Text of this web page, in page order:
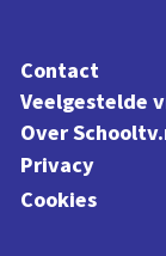
Contact
Veelgestelde
Over
Privacy
Cookies